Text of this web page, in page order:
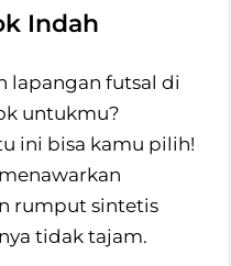
Indah
lapangan futsal di
untukmu?
ini bisa kamu pilih!
rumput sintetis
tidak tajam.